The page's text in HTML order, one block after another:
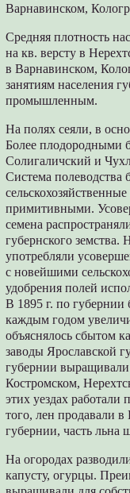
Варнавинском,
Средняя плотность
на кв. версту в
в Варнавинском,
занятиям населения
промышленным.
На полях сеяли, в
Более плодородными
Солигаличский и
Система полеводства
примитивными.
семена
губернского земства.
употребляли
с новейшими
удобрения полей
В 1895 г. по
каждым годом
объяснялось сбытом
заводы Ярославской
губернии
Костромском,
этих уездах
того, лен продавали
губернии, часть льна
На огородах
капусту, огурцы.